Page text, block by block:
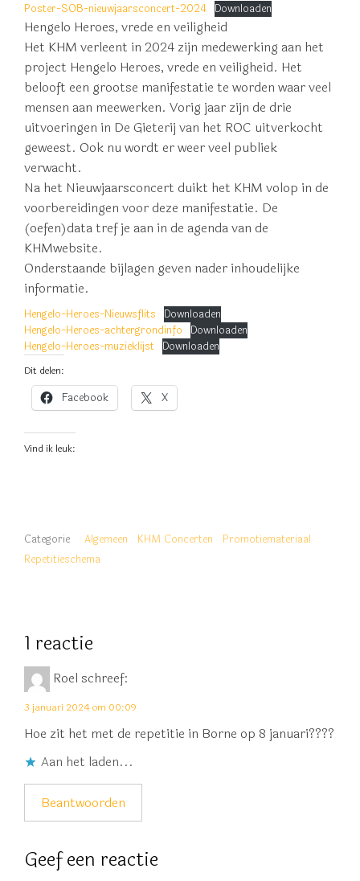
Poster-SOB-nieuwjaarsconcert-2024 Downloaden
Hengelo Heroes, vrede en veiligheid
Het KHM verleent in 2024 zijn medewerking aan het
project Hengelo Heroes, vrede en veiligheid. Het
belooft een grootse manifestatie te worden waar veel
mensen aan meewerken. Vorig jaar zijn de drie
uitvoeringen in De Gieterij van het ROC uitverkocht
geweest. Ook nu wordt er weer veel publiek
verwacht.
Na het Nieuwjaarsconcert duikt het KHM volop in de
voorbereidingen voor deze manifestatie. De
(oefen)data tref je aan in de agenda van de
KHMwebsite.
Onderstaande bijlagen geven nader inhoudelijke
informatie.
Hengelo-Heroes-Nieuwsflits Downloaden
Hengelo-Heroes-achtergrondinfo Downloaden
Hengelo-Heroes-muzieklijst Downloaden
Dit delen:
Facebook X
Vind ik leuk:
Categorie Algemeen KHM Concerten
Promotiemateriaal
Repetitieschema
1 reactie
Roel schreef:
3 januari 2024 om 00:09
Hoe zit het met de repetitie in Borne op 8 januari????
Aan het laden...
Beantwoorden
Geef een reactie